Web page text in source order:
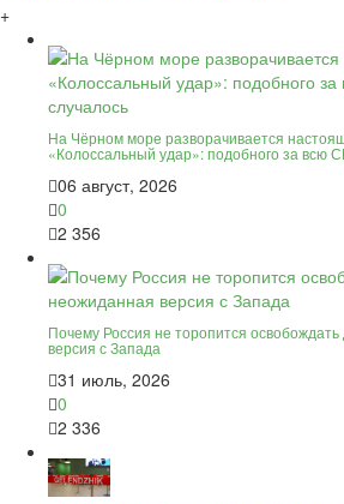
+
На Чёрном море разворачивается
«Колоссальный удар»: подобного за всю
06 август, 2026
0
2 356
Почему Россия не торопится
версия с Запада
31 июль, 2026
0
2 336